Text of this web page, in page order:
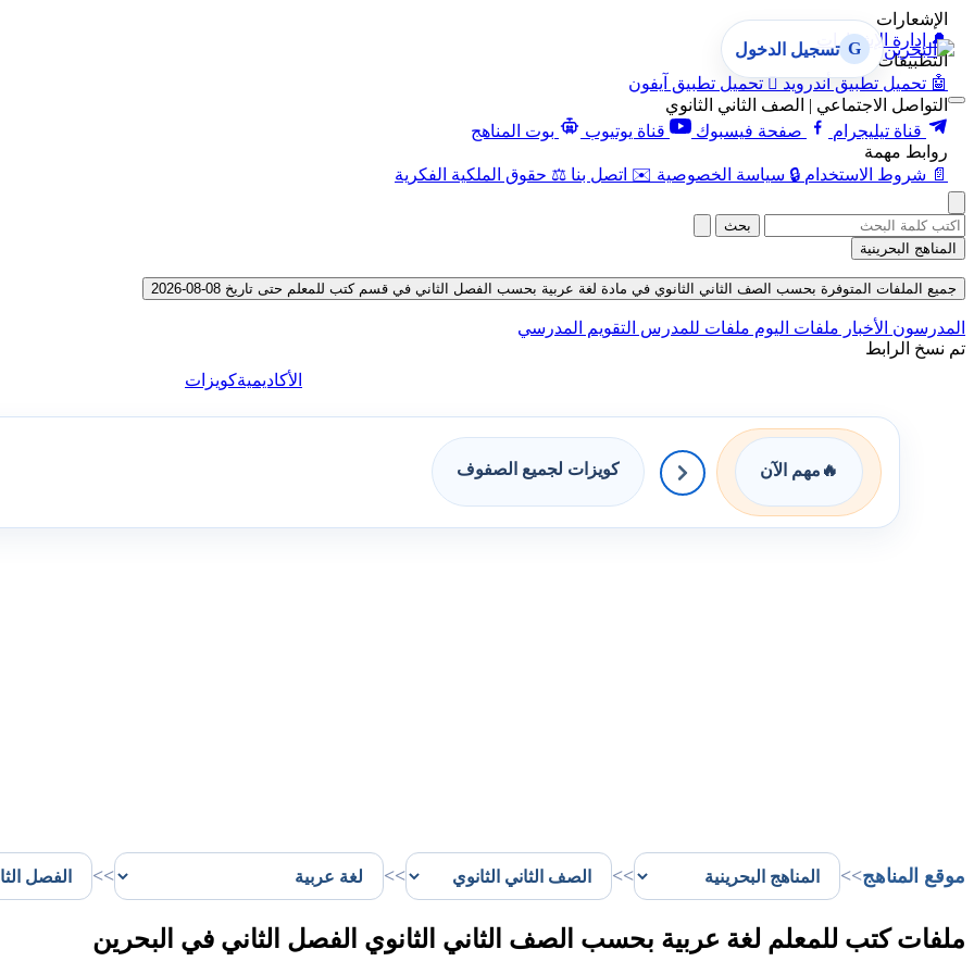
الإشعارات
🔔 إدارة الإشعارات
التطبيقات
🤖 تحميل تطبيق أندرويد  تحميل تطبيق آيفون
التواصل الاجتماعي | الصف الثاني الثانوي
قناة تيليجرام
صفحة فيسبوك قناة يوتيوب
بوت المناهج
روابط مهمة
📄 شروط الاستخدام 🔒 سياسة الخصوصية ✉️ اتصل بنا ⚖️ حقوق الملكية الفكرية
G تسجيل الدخول
بحث
المناهج البحرينية
جميع الملفات المتوفرة بحسب الصف الثاني الثانوي في مادة لغة عربية بحسب الفصل الثاني في قسم كتب للمعلم حتى تاريخ 08-08-2026
المدرسون الأخبار ملفات اليوم ملفات للمدرس التقويم المدرسي
تم نسخ الرابط
الأكاديميةكويزات
🔥 مهم الآن كويزات لجميع الصفوف
موقع المناهج>>
>>
>>
>>
ملفات كتب للمعلم لغة عربية بحسب الصف الثاني الثانوي الفصل الثاني في البحرين